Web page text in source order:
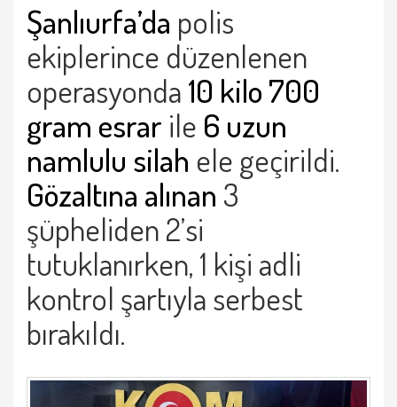
Şanlıurfa’da polis
ekiplerince düzenlenen
operasyonda10 kilo 700
gram esrar ile 6 uzun
namlulu silah ele geçirildi.
Gözaltına alınan 3
şüpheliden 2’si
tutuklanırken, 1 kişi adli
kontrol şartıyla serbest
bırakıldı.